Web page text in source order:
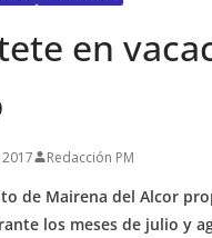
en
Redacción PM
de Mairena del Alcor
los meses de julio y